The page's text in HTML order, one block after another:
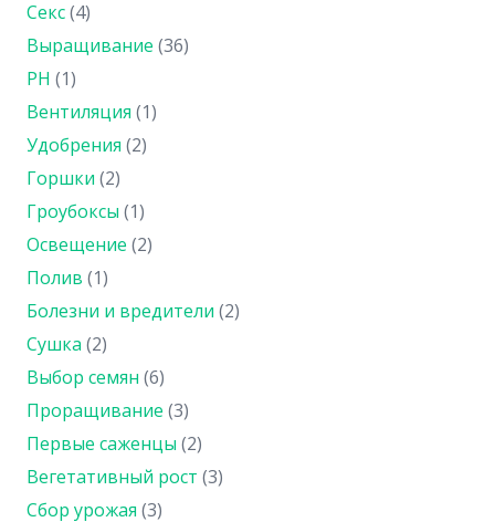
Секс(4)
Выращивание (36)
PH (1)
Вентиляция (1)
Удобрения (2)
Горшки (2)
Гроубоксы (1)
Освещение (2)
Полив (1)
Болезни и вредители (2)
Сушка (2)
Выбор семян (6)
Проращивание (3)
Первые саженцы (2)
Вегетативный рост (3)
Сбор урожая (3)